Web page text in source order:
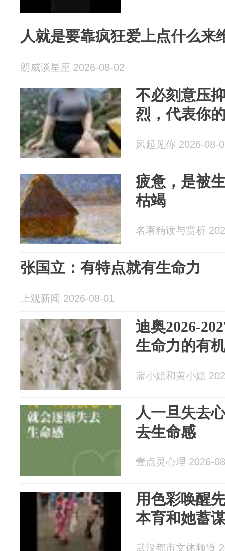
人就是要靠疯狂爱上点什么来
朗威谈星座 2026-08-02
不必刻意压
烈，代表你
风起见你 2026-08-
疲惫，是被
枯竭
名著精读与赏析
张国立：有特点就有生命力
上观新闻 2026-08-01
迪奥2026-
生命力的有
蓝小姐和黄小姐
人一旦失去
去生命感
壹点灵心理 2026-
用色彩唤醒
本育和她蓄
武汉都市文体频道